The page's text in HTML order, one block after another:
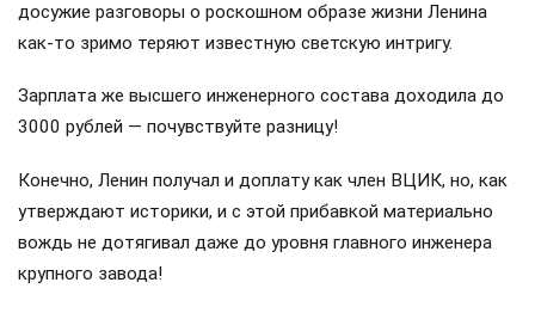
досужие разговоры о роскошном образе жизни Ленина
как-то зримо теряют известную светскую интригу.
Зарплата же высшего инженерного состава доходила до
3000 рублей — почувствуйте разницу!
Конечно, Ленин получал и доплату как член ВЦИК, но, как
утверждают историки, и с этой прибавкой материально
вождь не дотягивал даже до уровня главного инженера
крупного завода!